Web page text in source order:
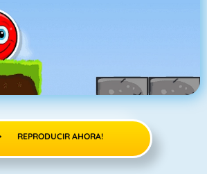
REPRODUCIR AHORA!